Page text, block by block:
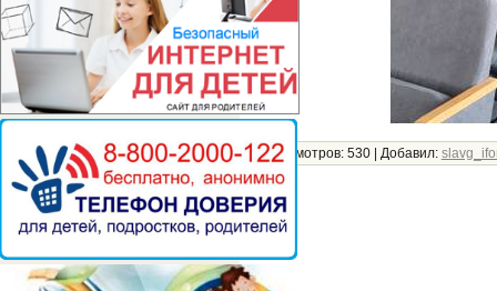
Просмотров: 530 Добавил: